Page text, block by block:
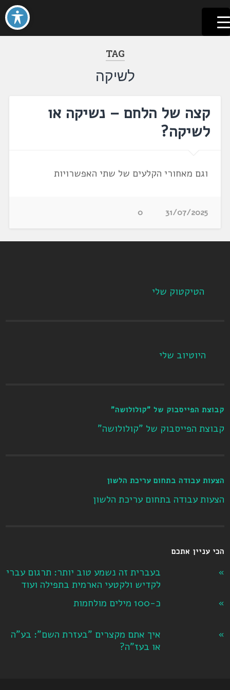
דלג
לתוכן
לשוניאדה
עברית. לשון. שפה
TAG
לשיקה
קצה של הלחם – נשיקה או
לשיקה?
וגם מאחורי הקלעים של שתי האפשרויות
31/07/2025
0
הטיקטוק שלי
היוטיוב שלי
קבוצת הפייסבוק של "קולולושה"
קבוצת הפייסבוק של "קולולושה"
הצעות עבודה בתחום עריכת הלשון
הצעות עבודה בתחום עריכת הלשון
הכי עניין אתכם
בעברית זה נשמע טוב יותר: תרגום עברי
לקדיש ולקטעי הארמית בתפילה ועוד
כ-100 מילים מולחמות
איך אתם מקצרים "בעזרת השם": בע"ה
או בעז"ה?